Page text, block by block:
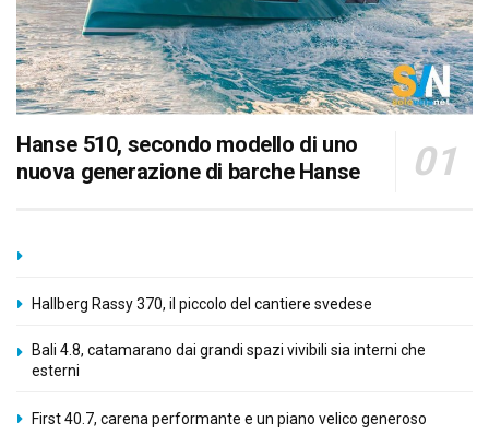
Hanse 510, secondo modello di uno
nuova generazione di barche Hanse
Hallberg Rassy 370, il piccolo del cantiere svedese
Bali 4.8, catamarano dai grandi spazi vivibili sia interni che
esterni
First 40.7, carena performante e un piano velico generoso